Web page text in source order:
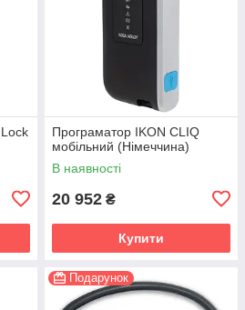
Програматор IKON CLIQ
мобільний (Німеччина)
В наявності
20 952 ₴
Купити
Подарунок